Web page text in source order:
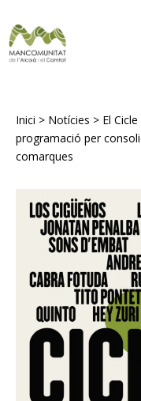
Inici > Notícies > El
programació per
comarques